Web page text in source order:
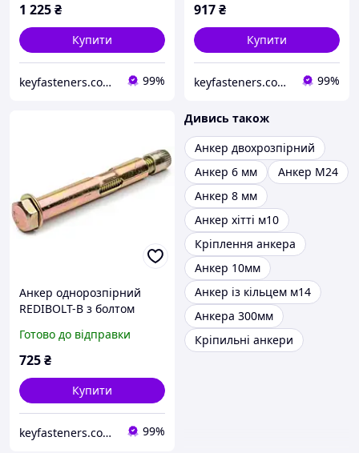
1 225₴
Купити
keyfasteners.com.ua 99%
917₴
Купити
keyfasteners.com.ua 99%
Анкер однорозпірний
REDIBOLT-B з болтом
жовтий 100 шт./пачка
Готово до відправки
725₴
Купити
keyfasteners.com.ua 99%
Дивись також
Анкер двохрозпірний
Анкер 6 мм
Анкер М24
Анкер 8 мм
Анкер хітті м10
Кріплення анкера
Анкер 10мм
Анкер із кільцем м14
Анкера 300мм
Кріпильні анкери